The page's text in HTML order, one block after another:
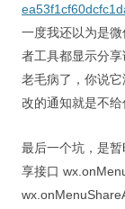
一度我还以为是
者工具都显示分
老毛病了，你说
改的通知就是不
最后一个坑，是
享接口